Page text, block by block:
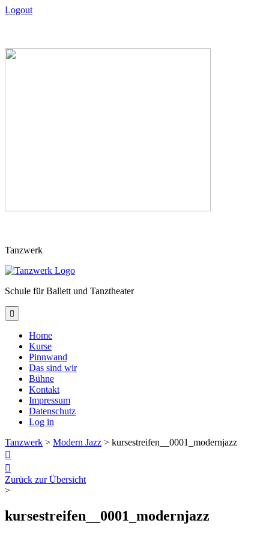
Logout
to
Tanzwerk
Schule für Ballett und Tanztheater

Home
Kurse
Pinnwand
Das sind wir
Bühne
Kontakt
Impressum
Datenschutz
Log in
Tanzwerk > Modern Jazz > kursestreifen__0001_modernjazz


Zurück zur Übersicht
>
kursestreifen__0001_modernjazz